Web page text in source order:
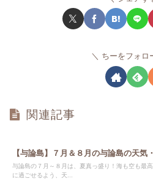
ちーをフォロ
関連記事
【与論島】７月＆８月の与論島の天気
与論島の７月～８月は、夏真っ盛り！海も空も最
に過ごせるよう、天...